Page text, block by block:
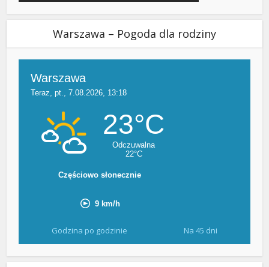
Warszawa – Pogoda dla rodziny
Godzina po godzinie Na 45 dni